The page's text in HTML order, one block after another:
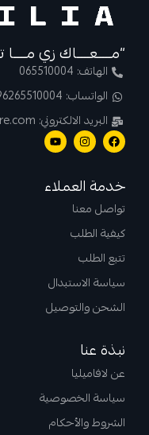
“مــــعــــاك زي مــــا
الهاتف: 065510004
الواتساب: 96265510004
البريد الالكتروني: info@lafamiliastore.com
خدمة العملاء
تواصل معنا
كيفية الطلب
تتبع الطلب
سياسة الاستبدال
الشحن والتوصيل
نبذة عنا
عن لافاميليا
سياسة الخصوصية
الشروط والأحكام